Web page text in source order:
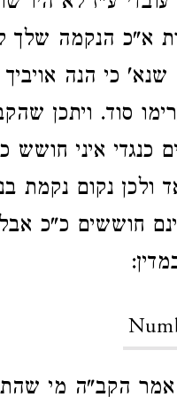
א"כ הנקמה שלך
כי הנה אויביך
סוד. ויתכן
כנגדי איני חושש
נקום נקמת
חוששים כ"כ
הקב"ה מי